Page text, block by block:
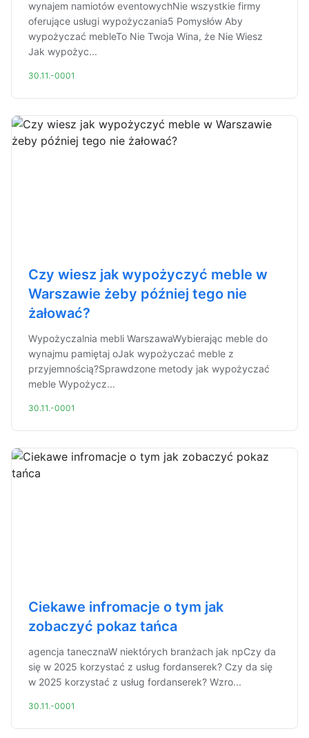
wynajem namiotów eventowychNie wszystkie firmy
oferujące usługi wypożyczania5 Pomysłów Aby
wypożyczać mebleTo Nie Twoja Wina, że Nie Wiesz
Jak wypożyc...
30.11.-0001
Czy wiesz jak wypożyczyć meble w
Warszawie żeby później tego nie
żałować?
Wypożyczalnia mebli WarszawaWybierając meble do
wynajmu pamiętaj oJak wypożyczać meble z
przyjemnością?Sprawdzone metody jak wypożyczać
meble Wypożycz...
30.11.-0001
Ciekawe infromacje o tym jak
zobaczyć pokaz tańca
agencja tanecznaW niektórych branżach jak npCzy da
się w 2025 korzystać z usług fordanserek? Czy da się
w 2025 korzystać z usług fordanserek? Wzro...
30.11.-0001